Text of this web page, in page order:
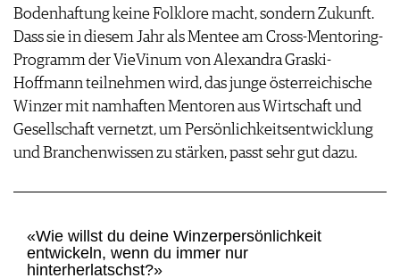
Bodenhaftung keine Folklore macht, sondern Zukunft.
Dass sie in diesem Jahr als Mentee am Cross-Mentoring-
Programm der ­VieVinum von ­Alexandra Graski-
Hoffmann teilnehmen wird, das junge österreichische
Winzer mit namhaften Mentoren aus Wirtschaft und
Gesellschaft vernetzt, um Persönlichkeitsentwicklung
und Branchenwissen zu stärken, passt sehr gut dazu.
«Wie willst du deine Winzerpersönlichkeit
entwickeln, wenn du immer nur
hinterherlatschst?»